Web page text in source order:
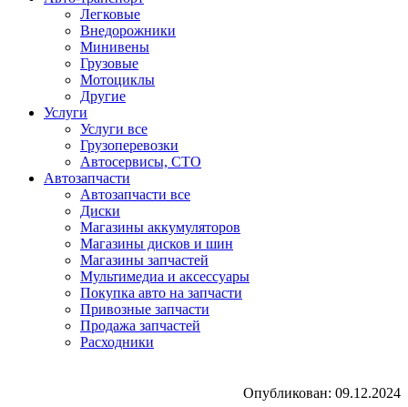
Легковые
Внедорожники
Минивены
Грузовые
Мотоциклы
Другие
Услуги
Услуги все
Грузоперевозки
Автосервисы, СТО
Автозапчасти
Автозапчасти все
Диски
Магазины аккумуляторов
Магазины дисков и шин
Магазины запчастей
Мультимедиа и аксессуары
Покупка авто на запчасти
Привозные запчасти
Продажа запчастей
Расходники
Опубликован: 09.12.2024